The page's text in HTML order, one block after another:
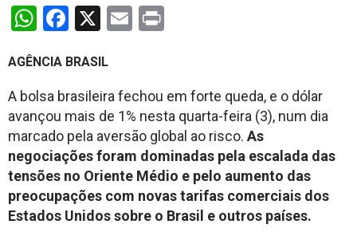
WhatsApp
Facebook
X Email
AGÊNCIA BRASIL
A bolsa brasileira fechou em forte queda, e o dólar
avançou mais de 1% nesta quarta-feira (3), num dia
marcado pela aversão global ao risco. As
negociações foram dominadas pela escalada das
tensões no Oriente Médio e pelo aumento das
preocupações com novas tarifas comerciais dos
Estados Unidos sobre o Brasil e outros países.